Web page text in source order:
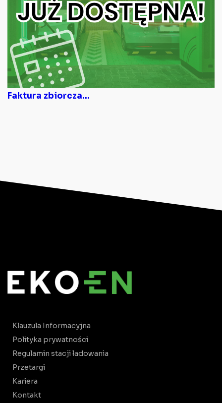
Faktura zbiorcza...
Klauzula Informacyjna
Polityka prywatności
Regulamin stacji ładowania
Przetargi
Kariera
Kontakt